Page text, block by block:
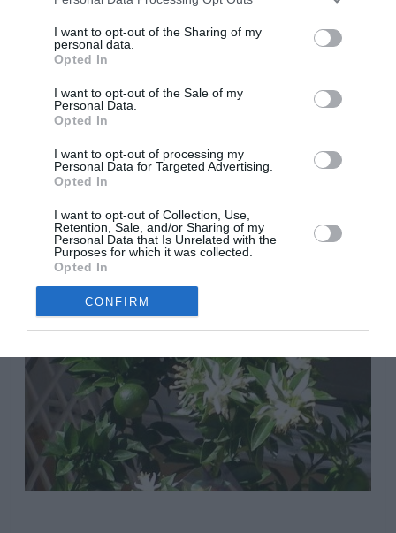
I want to opt-out of the Sharing of my
personal data.
Opted In
I want to opt-out of the Sale of my
Personal Data.
Opted In
I want to opt-out of processing my
Personal Data for Targeted Advertising.
Opted In
I want to opt-out of Collection, Use,
Retention, Sale, and/or Sharing of my
Personal Data that Is Unrelated with the
Purposes for which it was collected.
Opted In
CONFIRM
No le gusta el frió ni las heladas, es mejor cultivar en
en climas con inviernos muy fríos hay que proteger los
ejemplares.